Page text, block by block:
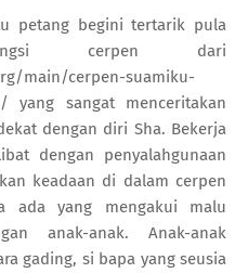
petang begini tertarik pula
cerpen dari
main/cerpen-suamiku-
yang sangat menceritakan
dengan diri Sha. Bekerja
dengan penyalahgunaan
keadaan di dalam cerpen
ada yang mengakui malu
anak-anak. Anak-anak
gading, si bapa yang seusia